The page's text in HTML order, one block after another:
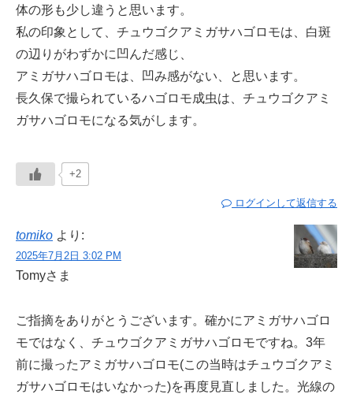
体の形も少し違うと思います。
私の印象として、チュウゴクアミガサハゴロモは、白斑
の辺りがわずかに凹んだ感じ、
アミガサハゴロモは、凹み感がない、と思います。
長久保で撮られているハゴロモ成虫は、チュウゴクアミ
ガサハゴロモになる気がします。
+2
ログインして返信する
tomiko より:
2025年7月2日 3:02 PM
Tomyさま
ご指摘をありがとうございます。確かにアミガサハゴロ
モではなく、チュウゴクアミガサハゴロモですね。3年
前に撮ったアミガサハゴロモ(この当時はチュウゴクアミ
ガサハゴロモはいなかった)を再度見直しました。光線の